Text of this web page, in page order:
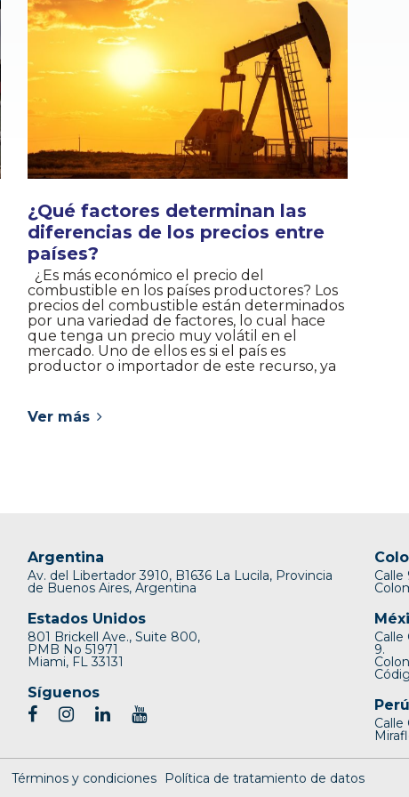
¿Qué factores determinan las
diferencias de los precios entre
países?
¿Es más económico el precio del
combustible en los países productores? Los
precios del combustible están determinados
por una variedad de factores, lo cual hace
que tenga un precio muy volátil en el
mercado. Uno de ellos es si el país es
productor o importador de este recurso, ya
Ver más
Argentina
Av. del Libertador 3910, B1636 La Lucila, Provincia
de Buenos Aires, Argentina
Estados Unidos
801 Brickell Ave., Suite 800,
PMB No 51971
Miami, FL 33131
Síguenos
Calle
9.
Perú
Calle
Términos y condiciones Política de tratamiento de datos